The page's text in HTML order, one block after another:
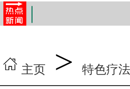
主页 > 特色疗法